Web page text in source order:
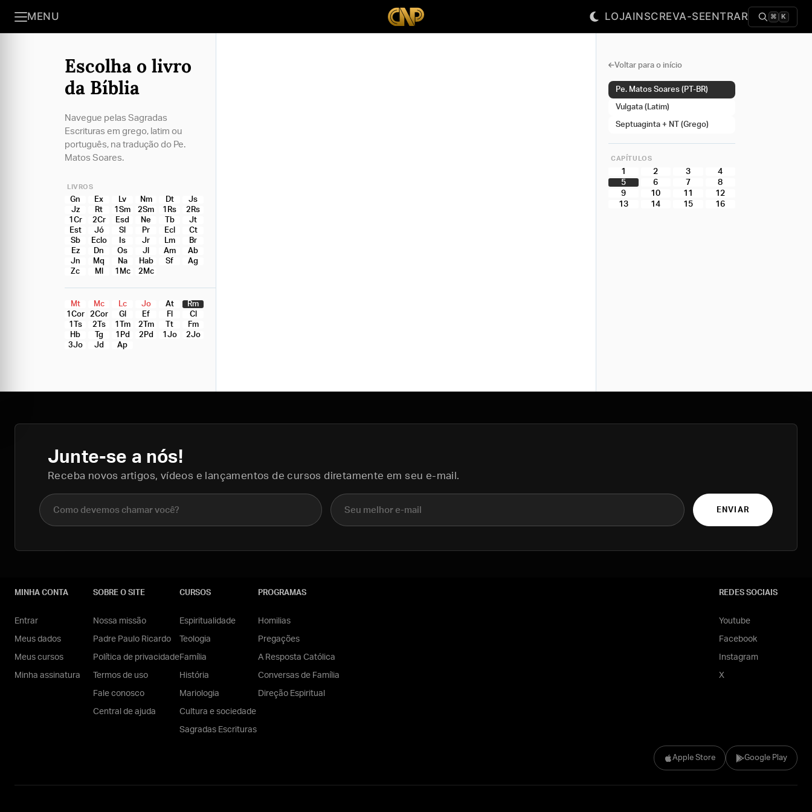
MENU LOJAINSCREVA-SEENTRAR ⌘ K
Escolha o livro
da Bíblia
Navegue pelas Sagradas
Escrituras em grego, latim ou
português, na tradução do Pe.
Matos Soares.
LIVROS
Gn Ex Lv Nm Dt
Js
Jz
Rt 1Sm 2Sm 1Rs
2Rs
1Cr
2Cr Esd Ne Tb
Jt
Est
Jó Sl Pr Ecl
Ct
Sb
Eclo Is Jr Lm
Br
Ez
Dn Os Jl Am
Ab
Jn
Mq Na Hab Sf
Ag
Zc
Ml 1Mc 2Mc
Mt Mc Lc Jo At
Rm
1Cor
2Cor Gl Ef Fl
Cl
1Ts
2Ts 1Tm 2Tm Tt
Fm
Hb
Tg 1Pd 2Pd 1Jo
2Jo
3Jo
Jd Ap
Voltar para o início
Pe. Matos Soares (PT-BR)
Vulgata (Latim)
Septuaginta + NT (Grego)
CAPÍTULOS
1 2 3
4
5
6 7
8
9
10 11
12
13
14 15 16
Junte-se a nós!
Receba novos artigos, vídeos e lançamentos de cursos diretamente em seu e-mail.
Nome completo E-mail
ENVIAR
Apple Store Google Play
MINHA CONTA
Entrar
Meus dados
Meus cursos
Minha assinatura
SOBRE O SITE
Nossa missão
Padre Paulo Ricardo
Política de privacidade
Termos de uso
Fale conosco
Central de ajuda
CURSOS
Espiritualidade
Teologia
Família
História
Mariologia
Cultura e sociedade
Sagradas Escrituras
PROGRAMAS
Homilias
Pregações
A Resposta Católica
Conversas de Família
Direção Espiritual
REDES SOCIAIS
Youtube
Facebook
Instagram
X